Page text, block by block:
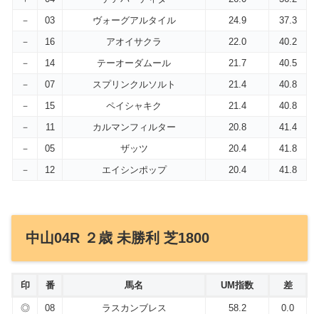
－
03 ヴォーグアルタイル 24.9
37.3
－
16 アオイサクラ 22.0
40.2
－
14 テーオーダムール 21.7
40.5
－
07 スプリンクルソルト 21.4
40.8
－
15 ペイシャキク 21.4
40.8
－
11 カルマンフィルター 20.8
41.4
－
05 ザッツ 20.4
41.8
－
12 エイシンポップ 20.4 41.8
中山04R ２歳 未勝利 芝1800
印 番 馬名 UM指数 差
◎ 08 ラスカンブレス 58.2
0.0